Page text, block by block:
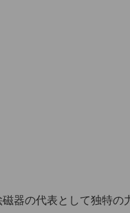
器の代表として独特の